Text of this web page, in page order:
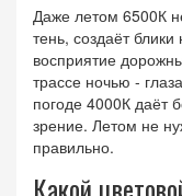
Даже летом 6500К
тень, создаёт
восприятие
трассе ночью -
погоде 4000К даёт
зрение. Летом не
правильно.
Какой